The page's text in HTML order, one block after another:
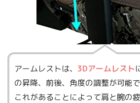
アームレストは、 3Dアームレスト
の昇降、前後、角度の調整が可能で
これがあることによって肩と腕の